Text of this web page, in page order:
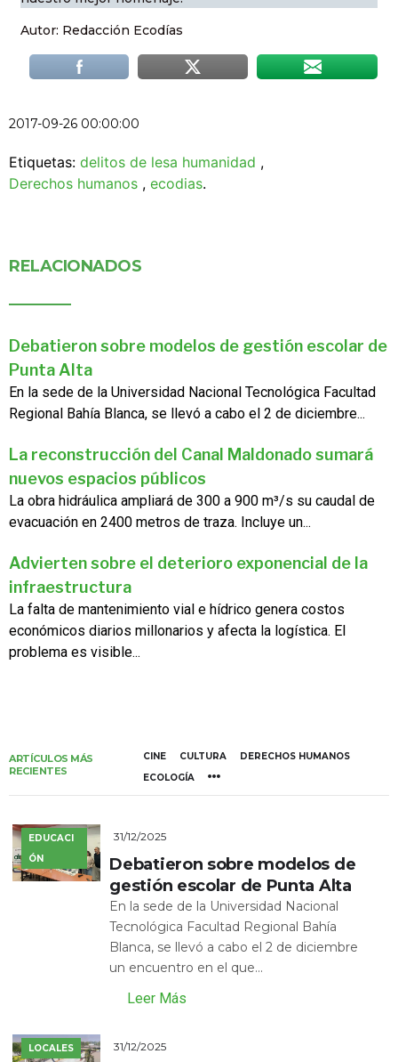
Autor: Redacción Ecodías
2017-09-26 00:00:00
Etiquetas: delitos de lesa humanidad ,
Derechos humanos , ecodias.
RELACIONADOS
Debatieron sobre modelos de gestión escolar de
Punta Alta
En la sede de la Universidad Nacional Tecnológica Facultad
Regional Bahía Blanca, se llevó a cabo el 2 de diciembre...
La reconstrucción del Canal Maldonado sumará
nuevos espacios públicos
La obra hidráulica ampliará de 300 a 900 m³/s su caudal de
evacuación en 2400 metros de traza. Incluye un...
Advierten sobre el deterioro exponencial de la
infraestructura
La falta de mantenimiento vial e hídrico genera costos
económicos diarios millonarios y afecta la logística. El
problema es visible...
ARTÍCULOS MÁS
RECIENTES
CINE CULTURA
DERECHOS HUMANOS
ECOLOGÍA
EDUCACI
ÓN
31/12/2025
Debatieron sobre modelos de
gestión escolar de Punta Alta
En la sede de la Universidad Nacional
Tecnológica Facultad Regional Bahía
Blanca, se llevó a cabo el 2 de diciembre
un encuentro en el que...
Leer Más
LOCALES 31/12/2025